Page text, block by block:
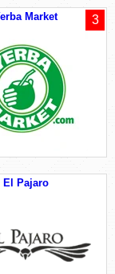
Market 3
El Pajaro